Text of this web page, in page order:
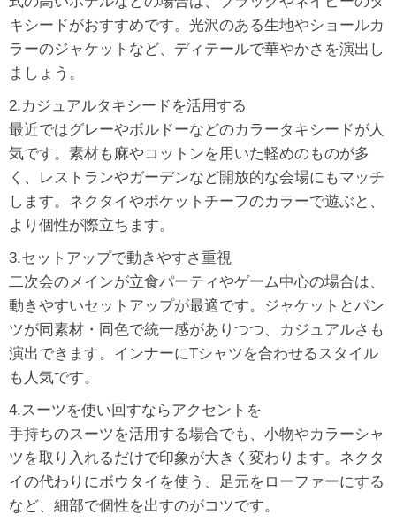
キシードがおすすめです。光沢のある生地やショールカ
ラーのジャケットなど、ディテールで華やかさを演出し
ましょう。
2.カジュアルタキシードを活用する
最近ではグレーやボルドーなどのカラータキシードが人
気です。素材も麻やコットンを用いた軽めのものが多
く、レストランやガーデンなど開放的な会場にもマッチ
します。ネクタイやポケットチーフのカラーで遊ぶと、
より個性が際立ちます。
3.セットアップで動きやすさ重視
二次会のメインが立食パーティやゲーム中心の場合は、
動きやすいセットアップが最適です。ジャケットとパン
ツが同素材・同色で統一感がありつつ、カジュアルさも
演出できます。インナーにTシャツを合わせるスタイル
も人気です。
4.スーツを使い回すならアクセントを
手持ちのスーツを活用する場合でも、小物やカラーシャ
ツを取り入れるだけで印象が大きく変わります。ネクタ
イの代わりにボウタイを使う、足元をローファーにする
など、細部で個性を出すのがコツです。